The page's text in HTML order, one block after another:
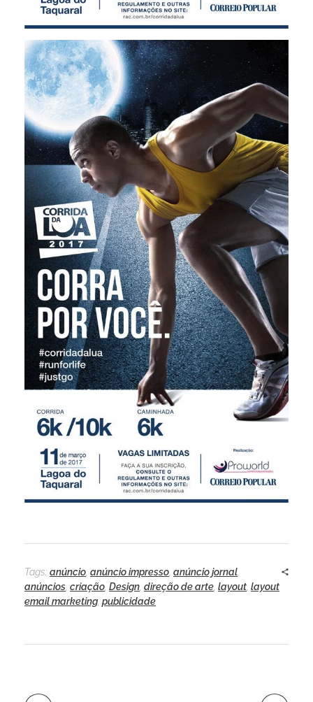
Tags: anúncio anúncio impresso anúncio jornal
anúncios criação Design direção de arte layout layout
email marketing, publicidade